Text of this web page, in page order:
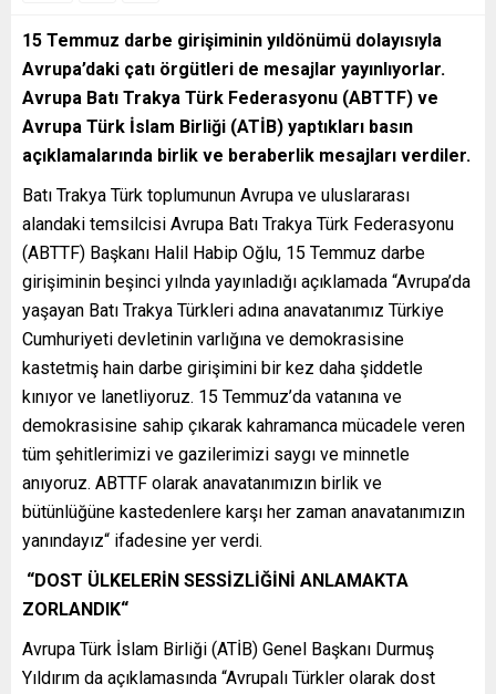
15 Temmuz darbe girişiminin yıldönümü dolayısıyla
Avrupa’daki çatı örgütleri de mesajlar yayınlıyorlar.
Avrupa Batı Trakya Türk Federasyonu (ABTTF) ve
Avrupa Türk İslam Birliği (ATİB) yaptıkları basın
açıklamalarında birlik ve beraberlik mesajları verdiler.
Batı Trakya Türk toplumunun Avrupa ve uluslararası
alandaki temsilcisi Avrupa Batı Trakya Türk Federasyonu
(ABTTF) Başkanı Halil Habip Oğlu, 15 Temmuz darbe
girişiminin beşinci yılnda yayınladığı açıklamada “Avrupa’da
yaşayan Batı Trakya Türkleri adına anavatanımız Türkiye
Cumhuriyeti devletinin varlığına ve demokrasisine
kastetmiş hain darbe girişimini bir kez daha şiddetle
kınıyor ve lanetliyoruz. 15 Temmuz’da vatanına ve
demokrasisine sahip çıkarak kahramanca mücadele veren
tüm şehitlerimizi ve gazilerimizi saygı ve minnetle
anıyoruz. ABTTF olarak anavatanımızın birlik ve
bütünlüğüne kastedenlere karşı her zaman anavatanımızın
yanındayız“ ifadesine yer verdi.
“DOST ÜLKELERİN SESSİZLİĞİNİ ANLAMAKTA
ZORLANDIK“
Avrupa Türk İslam Birliği (ATİB) Genel Başkanı Durmuş
Yıldırım da açıklamasında “Avrupalı Türkler olarak dost